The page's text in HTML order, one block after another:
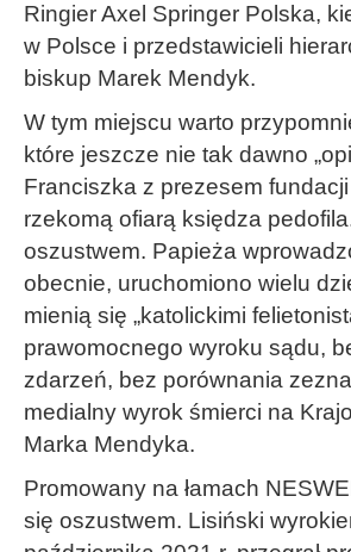
Ringier Axel Springer Polska,
w Polsce i przedstawicieli
biskup Marek Mendyk.
W tym miejscu warto
które jeszcze nie tak dawno
Franciszka z prezesem
rzekomą ofiarą księdza
oszustwem. Papieża
obecnie, uruchomiono wielu
mienią się „katolickimi
prawomocnego wyroku sądu,
zdarzeń, bez porównania
medialny wyrok śmierci na
Marka Mendyka.
Promowany na łamach
się oszustwem. Lisiński